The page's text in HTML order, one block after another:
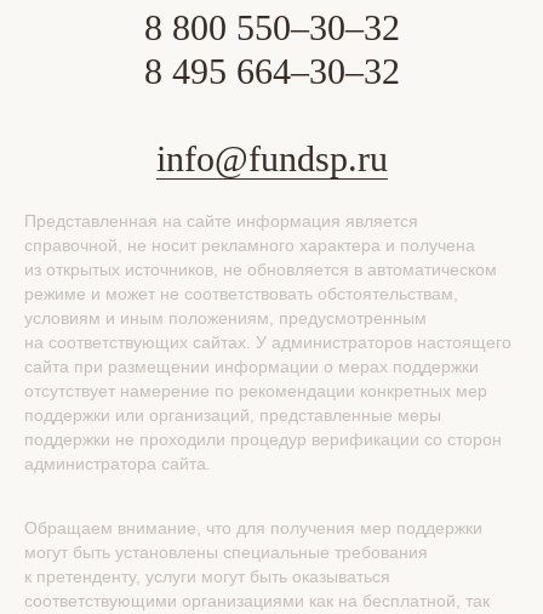
8 800 550–30–32
8 495 664–30–32
info@fundsp.ru
Представленная на сайте информация является
справочной, не носит рекламного характера и получена
из открытых источников, не обновляется в автоматическом
режиме и может не соответствовать обстоятельствам,
условиям и иным положениям, предусмотренным
на соответствующих сайтах. У администраторов настоящего
сайта при размещении информации о мерах поддержки
отсутствует намерение по рекомендации конкретных мер
поддержки или организаций, представленные меры
поддержки не проходили процедур верификации со сторон
администратора сайта.
Обращаем внимание, что для получения мер поддержки
могут быть установлены специальные требования
к претенденту, услуги могут быть оказываться
соответствующими организациями как на бесплатной, так